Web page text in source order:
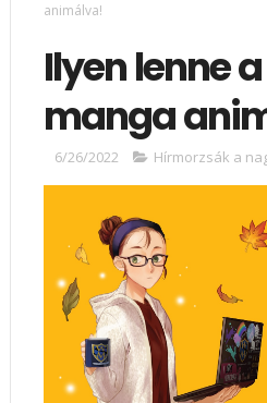
animálva!
Ilyen lenne
manga
6/26/2022 Hírmorzsák a